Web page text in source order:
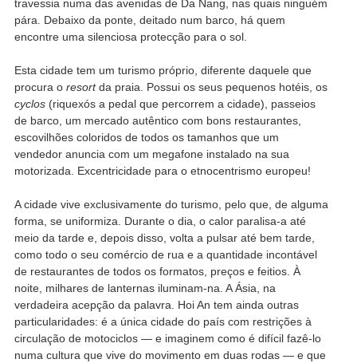
travessia numa das avenidas de Da Nang, nas quais ninguém
pára. Debaixo da ponte, deitado num barco, há quem
encontre uma silenciosa protecção para o sol.
Esta cidade tem um turismo próprio, diferente daquele que
procura o resortda praia. Possui os seus pequenos hotéis, os
cyclos(riquexós a pedal que percorrem a cidade), passeios
de barco, um mercado autêntico com bons restaurantes,
escovilhões coloridos de todos os tamanhos que um
vendedor anuncia com um megafone instalado na sua
motorizada. Excentricidade para o etnocentrismo europeu!
A cidade vive exclusivamente do turismo, pelo que, de alguma
forma, se uniformiza. Durante o dia, o calor paralisa-a até
meio da tarde e, depois disso, volta a pulsar até bem tarde,
como todo o seu comércio de rua e a quantidade incontável
de restaurantes de todos os formatos, preços e feitios. À
noite, milhares de lanternas iluminam-na. A Ásia, na
verdadeira acepção da palavra. Hoi An tem ainda outras
particularidades: é a única cidade do país com restrições à
circulação de motociclos — e imaginem como é difícil fazê-lo
numa cultura que vive do movimento em duas rodas — e que